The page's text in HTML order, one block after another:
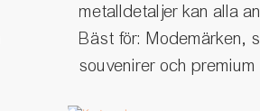
metalldetaljer kan alla
Bäst för: Modemärken,
souvenirer och